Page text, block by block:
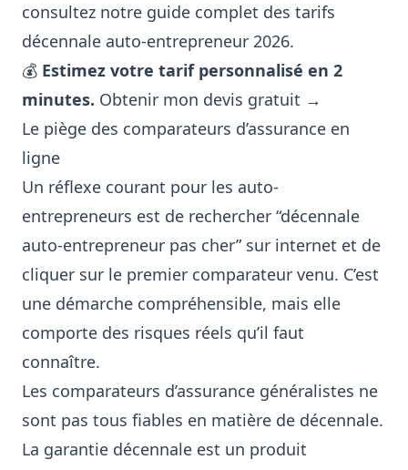
consultez notre guide complet des tarifs
décennale auto-entrepreneur 2026.
💰 Estimez votre tarif personnalisé en 2
minutes. Obtenir mon devis gratuit →
Le piège des comparateurs d’assurance en
ligne
Un réflexe courant pour les auto-
entrepreneurs est de rechercher “décennale
auto-entrepreneur pas cher” sur internet et de
cliquer sur le premier comparateur venu. C’est
une démarche compréhensible, mais elle
comporte des risques réels qu’il faut
connaître.
Les comparateurs d’assurance généralistes ne
sont pas tous fiables en matière de décennale.
La garantie décennale est un produit